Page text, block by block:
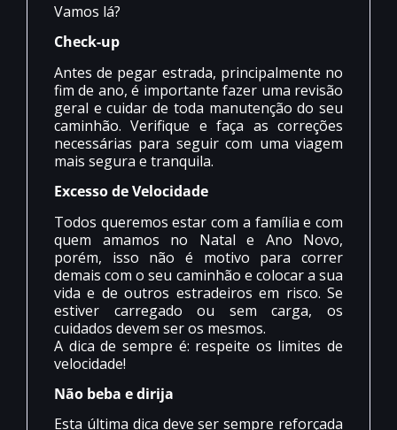
Vamos lá?
Check-up
Antes de pegar estrada, principalmente no
fim de ano, é importante fazer uma revisão
geral e cuidar de toda manutenção do seu
caminhão. Verifique e faça as correções
necessárias para seguir com uma viagem
mais segura e tranquila.
Excesso de Velocidade
Todos queremos estar com a família e com
quem amamos no Natal e Ano Novo,
porém, isso não é motivo para correr
demais com o seu caminhão e colocar a sua
vida e de outros estradeiros em risco. Se
estiver carregado ou sem carga, os
cuidados devem ser os mesmos.
A dica de sempre é: respeite os limites de
velocidade!
Não beba e dirija
Esta última dica deve ser sempre reforçada